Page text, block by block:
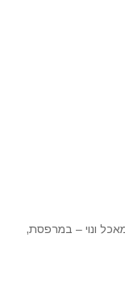
ונוי – במרפסת,